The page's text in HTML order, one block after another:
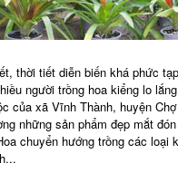
thời tiết diễn biến khá phức
người trồng hoa kiểng lo
của xã Vĩnh Thành, huyện
những sản phẩm đẹp mắt
chuyển hướng trồng các